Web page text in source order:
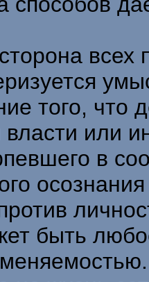
того, что
или
в
быть